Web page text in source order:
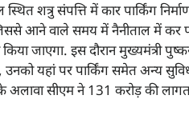
स्थित शत्रु संपत्ति में कार पार्किंग
आने वाले समय में नैनीताल में कर
जाएगा. इस दौरान मुख्यमंत्री
यहां पर पार्किंग समेत अन्य
अलावा सीएम ने 131 करोड़ की